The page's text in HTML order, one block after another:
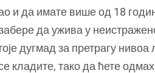
и да имате више од 18
да ужива у
дугмад за претрагу
кладите, тако да ћете